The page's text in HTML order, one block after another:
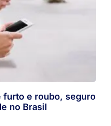
furto e roubo, seguro
no Brasil